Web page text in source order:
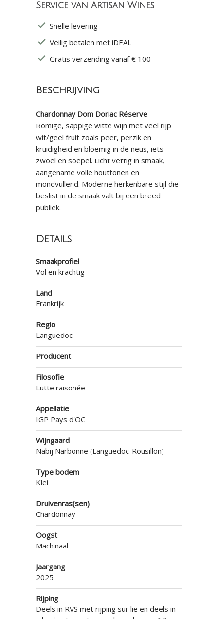
Service van Artisan Wines
Snelle levering
Veilig betalen met iDEAL
Gratis verzending vanaf € 100
Beschrijving
Chardonnay Dom Doriac Réserve
Romige, sappige witte wijn met veel rijp
wit/geel fruit zoals peer, perzik en
kruidigheid en bloemig in de neus, iets
zwoel en soepel. Licht vettig in smaak,
aangename volle houttonen en
mondvullend. Moderne herkenbare stijl die
beslist in de smaak valt bij een breed
publiek.
Details
Smaakprofiel
Vol en krachtig
Land
Frankrijk
Regio
Languedoc
Producent
Filosofie
Lutte raisonée
Appellatie
IGP Pays d'OC
Wijngaard
Nabij Narbonne (Languedoc-Rousillon)
Type bodem
Klei
Druivenras(sen)
Chardonnay
Oogst
Machinaal
Jaargang
2025
Rijping
Deels in RVS met rijping sur lie en deels in